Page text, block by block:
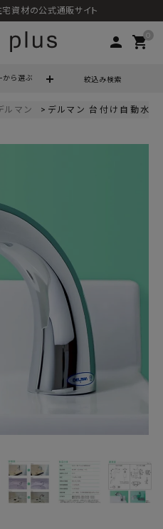
資材の公式通販サイト
person 0
shopping_cart
から選ぶ 絞込み検索
土日祝）
ルマン デルマン 台付け自動水